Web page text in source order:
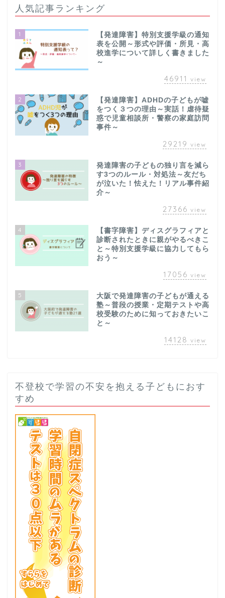
人気記事ランキング
1
【発達障害】特別支援学級の通知
表を公開～形式や評価・所見・高
校進学について詳しく書きました
～
46911 view
2
【発達障害】ADHDの子どもが嘘
をつく３つの理由～実話！虐待疑
惑で児童相談所・警察の家庭訪問
事件～
29219 view
3
発達障害の子どもの独り言を減ら
す3つのルール・対処法～友だち
が泣いた！怯えた！リアル事件紹
介～
27366 view
4
【書字障害】ディスグラフィアと
診断されたときに親がやるべきこ
と～特別支援学級に協力してもら
おう～
17056 view
5
大阪で発達障害の子どもが通える
塾～普段の授業・定期テストや高
校受験のために知っておきたいこ
と～
14128 view
不登校で学習の不安を抱える子どもにおす
すめ